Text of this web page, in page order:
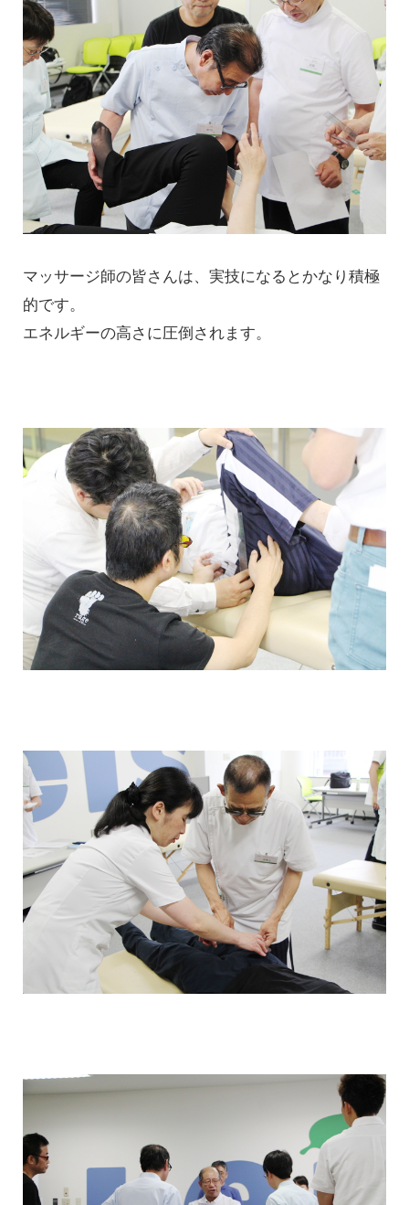
マッサージ師の皆さんは、実技になるとかなり積極
的です。
エネルギーの高さに圧倒されます。